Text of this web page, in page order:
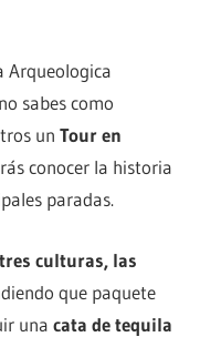
Arqueologica
sabes como
unTour en
conocer la historia
paradas.
culturas, las
que paquete
unacata de tequila